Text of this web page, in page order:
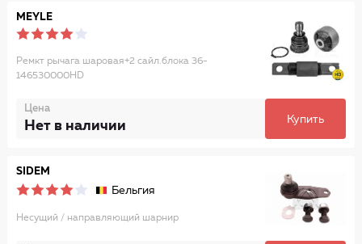
MEYLE
Ремкт рычага шаровая+2 сайл.блока 36-
146530000HD
Цена
Нет в наличии Купить
SIDEM
Бельгия
Несущий / направляющий шарнир